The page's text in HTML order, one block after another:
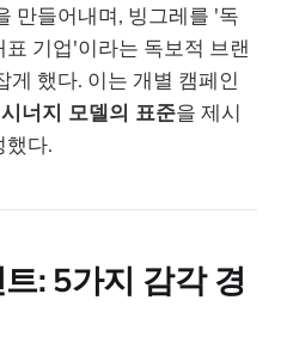
만들어내며, 빙그레를 '독
기업'이라는 독보적 브랜
게 했다. 이는 개별 캠페인
너지 모델의 표준을 제시
했다.
: 5가지 감각 경